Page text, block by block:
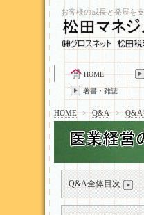
お客様の成長と発展を
HOME
著書・雑誌
HOME > Q&A > Q&A
Q&A全体目次